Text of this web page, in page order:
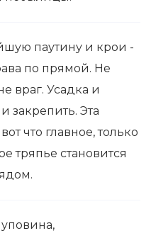
паутину и крои -
по прямой. Не
враг. Усадка и
закрепить. Эта
что главное, только
тряпье становится